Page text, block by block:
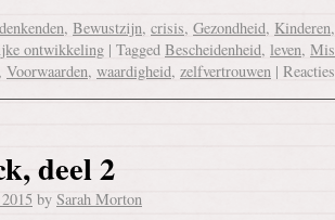
, Bewustzijn, crisis, Gezondheid, Kinderen
ontwikkeling | Tagged Bescheidenheid, leven,
, Voorwaarden, waardigheid, zelfvertrouwen |
deel 2
by Sarah Morton